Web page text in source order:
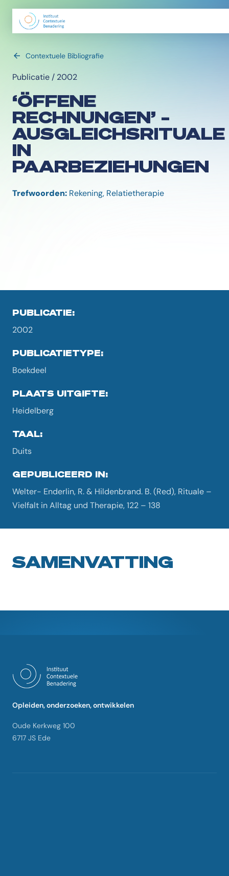
Contextuele Bibliografie
Publicatie / 2002
‘ÖFFENE
RECHNUNGEN’ –
AUSGLEICHSRITUALE
IN
PAARBEZIEHUNGEN
Trefwoorden: Rekening, Relatietherapie
PUBLICATIE:
2002
PUBLICATIETYPE:
Boekdeel
PLAATS UITGIFTE:
Heidelberg
TAAL:
Duits
GEPUBLICEERD IN:
Welter- Enderlin, R. & Hildenbrand. B. (Red), Rituale –
Vielfalt in Alltag und Therapie, 122 – 138
SAMENVATTING
Opleiden, onderzoeken, ontwikkelen
Oude Kerkweg 100
6717 JS Ede